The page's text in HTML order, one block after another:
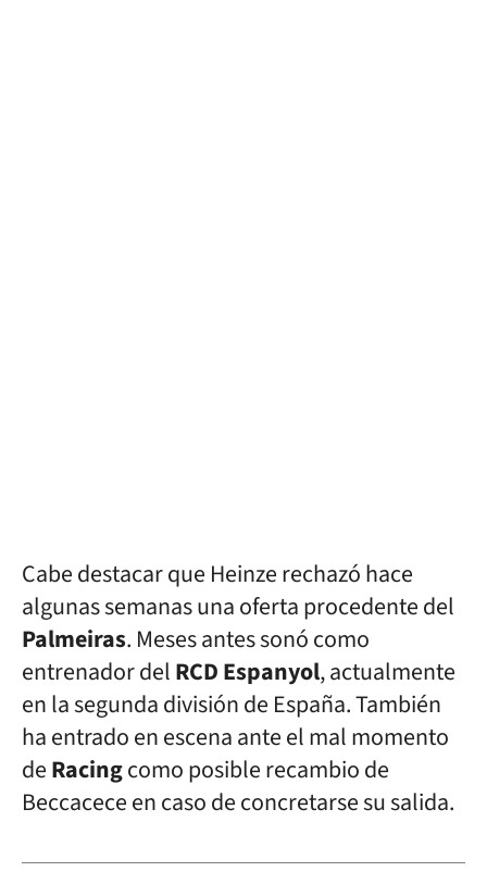
Cabe destacar que Heinze rechazó hace
algunas semanas una oferta procedente del
Palmeiras. Meses antes sonó como
entrenador delRCD Espanyol, actualmente
en la segunda división de España. También
ha entrado en escena ante el mal momento
deRacingcomo posible recambio de
Beccacece en caso de concretarse su salida.